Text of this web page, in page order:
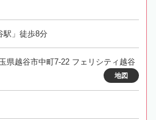
駅」徒歩8分
県越谷市中町7-22 フェリシティ越谷
地図